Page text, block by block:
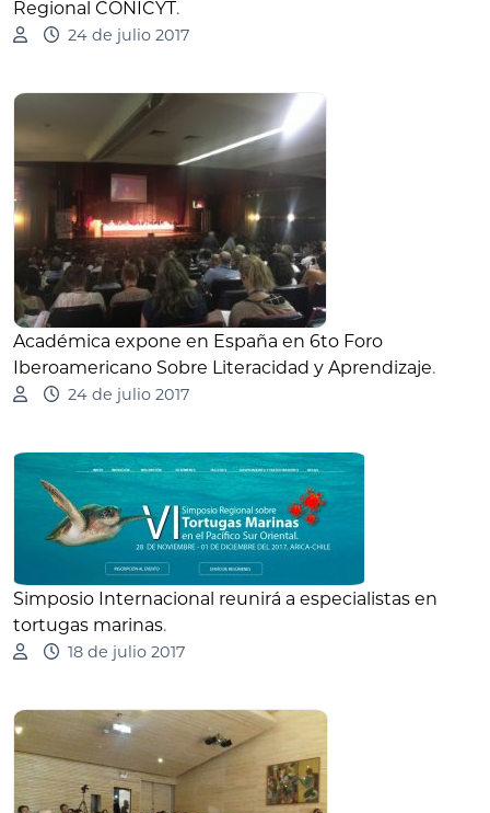
Regional CONICYT.
24 de julio 2017
Académica expone en España en 6to Foro
Iberoamericano Sobre Literacidad y Aprendizaje.
24 de julio 2017
Simposio Internacional reunirá a especialistas en
tortugas marinas.
18 de julio 2017